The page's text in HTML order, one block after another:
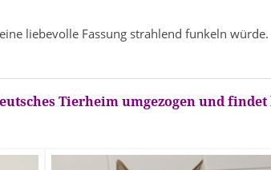
liebevolle Fassung strahlend funkeln würde.
Tierheim umgezogen und